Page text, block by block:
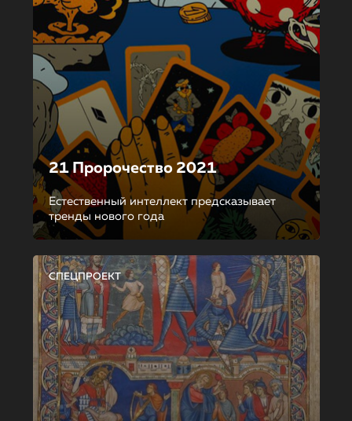
21 Пророчество 2021
Естественный интеллект предсказывает
тренды нового года
СПЕЦПРОЕКТ